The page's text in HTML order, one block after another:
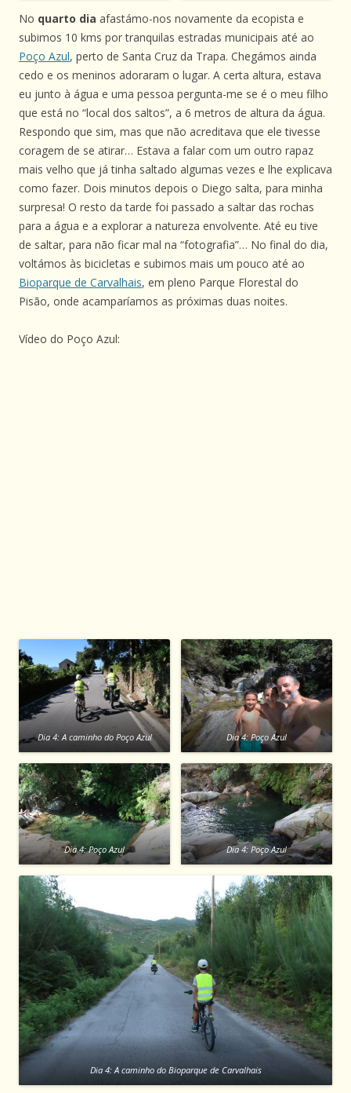
No quarto dia afastámo-nos novamente da ecopista e
subimos 10 kms por tranquilas estradas municipais até ao
Poço Azul, perto de Santa Cruz da Trapa. Chegámos ainda
cedo e os meninos adoraram o lugar. A certa altura, estava
eu junto à água e uma pessoa pergunta-me se é o meu filho
que está no “local dos saltos”, a 6 metros de altura da água.
Respondo que sim, mas que não acreditava que ele tivesse
coragem de se atirar… Estava a falar com um outro rapaz
mais velho que já tinha saltado algumas vezes e lhe explicava
como fazer. Dois minutos depois o Diego salta, para minha
surpresa! O resto da tarde foi passado a saltar das rochas
para a água e a explorar a natureza envolvente. Até eu tive
de saltar, para não ficar mal na “fotografia”… No final do dia,
voltámos às bicicletas e subimos mais um pouco até ao
Bioparque de Carvalhais, em pleno Parque Florestal do
Pisão, onde acamparíamos as próximas duas noites.
Vídeo do Poço Azul:
Dia 4: A caminho do Poço Azul Dia 4: Poço Azul
Dia 4: Poço Azul Dia 4: Poço Azul
Dia 4: A caminho do Bioparque de Carvalhais